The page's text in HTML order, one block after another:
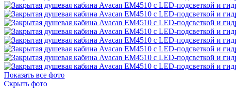
Показать все фото
Скрыть фото